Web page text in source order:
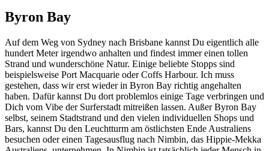
Byron Bay
Auf dem Weg von Sydney nach Brisbane kannst Du eigentlich alle
hundert Meter irgendwo anhalten und findest immer einen tollen
Strand und wunderschöne Natur. Einige beliebte Stopps sind
beispielsweise Port Macquarie oder Coffs Harbour. Ich muss
gestehen, dass wir erst wieder in Byron Bay richtig angehalten
haben. Dafür kannst Du dort problemlos einige Tage verbringen und
Dich vom Vibe der Surferstadt mitreißen lassen. Außer Byron Bay
selbst, seinem Stadtstrand und den vielen individuellen Shops und
Bars, kannst Du den Leuchtturm am östlichsten Ende Australiens
besuchen oder einen Tagesausflug nach Nimbin, das Hippie-Mekka